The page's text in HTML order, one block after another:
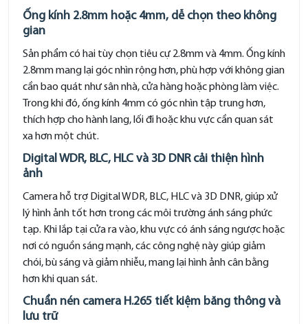
Ống kính 2.8mm hoặc 4mm, dễ chọn theo không
gian
Sản phẩm có hai tùy chọn tiêu cự 2.8mm và 4mm. Ống kính
2.8mm mang lại góc nhìn rộng hơn, phù hợp với không gian
cần bao quát như sân nhà, cửa hàng hoặc phòng làm việc.
Trong khi đó, ống kính 4mm có góc nhìn tập trung hơn,
thích hợp cho hành lang, lối đi hoặc khu vực cần quan sát
xa hơn một chút.
Digital WDR, BLC, HLC và 3D DNR cải thiện hình
ảnh
Camera hỗ trợ Digital WDR, BLC, HLC và 3D DNR, giúp xử
lý hình ảnh tốt hơn trong các môi trường ánh sáng phức
tạp. Khi lắp tại cửa ra vào, khu vực có ánh sáng ngược hoặc
nơi có nguồn sáng mạnh, các công nghệ này giúp giảm
chói, bù sáng và giảm nhiễu, mang lại hình ảnh cân bằng
hơn khi quan sát.
Chuẩn nén camera H.265 tiết kiệm băng thông và
lưu trữ